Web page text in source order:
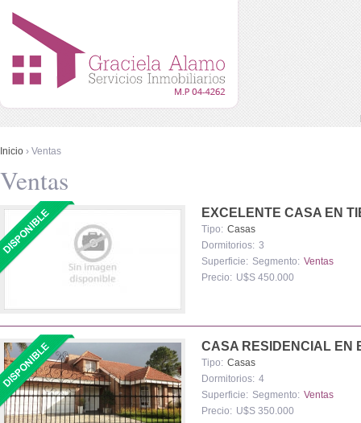
Menú principal
Se encuentra usted aquí
Inicio › Ventas
Ventas
EXCELENTE CASA EN
Tipo: Casas
Dormitorios: 3
Superficie: Segmento: Ventas
Precio: U$S 450.000
CASA RESIDENCIAL EN
Tipo: Casas
Dormitorios: 4
Superficie: Segmento: Ventas
Precio: U$S 350.000